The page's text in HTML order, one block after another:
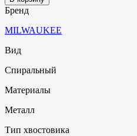
Бренд
MILWAUKEE
Вид
Спиральный
Материалы
Металл
Тип хвостовика